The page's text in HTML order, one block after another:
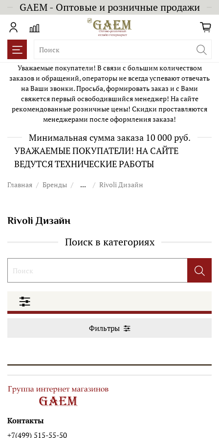
GAEM - Оптовые и розничные продажи
Уважаемые покупатели! В связи с большим количеством
заказов и обращений, операторы не всегда успевают отвечать
на Ваши звонки. Просьба, формировать заказ и с Вами
свяжется первый освободившийся менеджер! На сайте
рекомендованные розничные цены! Скидки проставляются
менеджерами после оформления заказа!
Минимальная сумма заказа 10 000 руб.
УВАЖАЕМЫЕ ПОКУПАТЕЛИ! НА САЙТЕ
ВЕДУТСЯ ТЕХНИЧЕСКИЕ РАБОТЫ
Главная Бренды ... Rivoli Дизайн
Rivoli Дизайн
Поиск в категориях
Фильтры
Контакты
+7(499) 515-55-50